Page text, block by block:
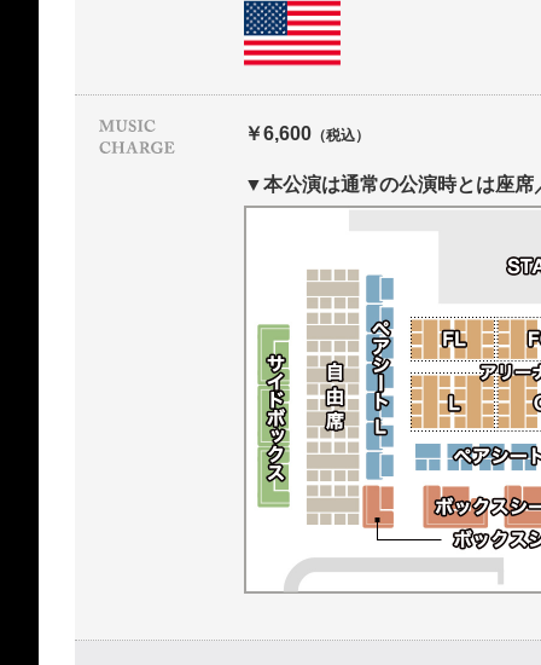
￥6,600 （税込）
▼本公演は通常の公演時とは座席